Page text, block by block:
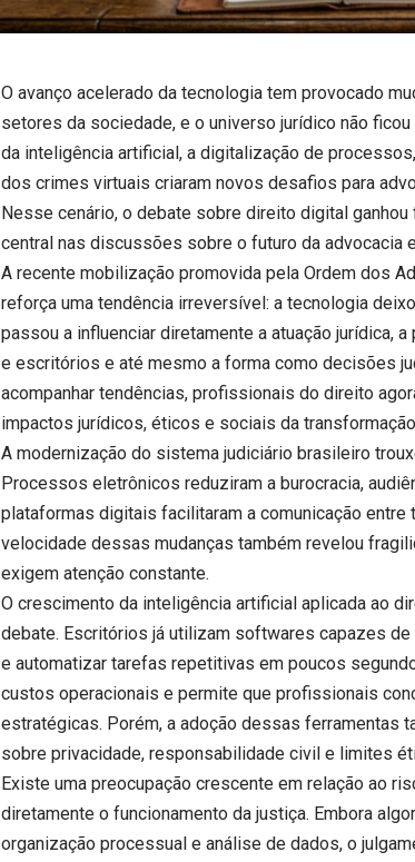
O avanço acelerado da tecnologia tem provocado
setores da sociedade, e o universo jurídico não
da inteligência artificial, a digitalização de
dos crimes virtuais criaram novos desafios para
Nesse cenário, o debate sobre direito digital
central nas discussões sobre o futuro da advocacia
A recente mobilização promovida pela Ordem dos
reforça uma tendência irreversível: a tecnologia
passou a influenciar diretamente a atuação jurídica,
e escritórios e até mesmo a forma como decisões
acompanhar tendências, profissionais do direito
impactos jurídicos, éticos e sociais da
A modernização do sistema judiciário brasileiro
Processos eletrônicos reduziram a burocracia,
plataformas digitais facilitaram a comunicação
velocidade dessas mudanças também revelou
exigem atenção constante.
O crescimento da inteligência artificial aplicada ao
debate. Escritórios já utilizam softwares capazes
e automatizar tarefas repetitivas em poucos
custos operacionais e permite que profissionais
estratégicas. Porém, a adoção dessas ferramentas
sobre privacidade, responsabilidade civil e limites
Existe uma preocupação crescente em relação ao
diretamente o funcionamento da justiça. Embora
organização processual e análise de dados, o